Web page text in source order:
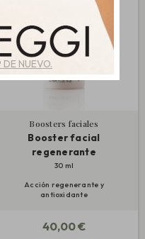
Boosters faciales
Booster facial
regenerante
30 ml
Acción regenerante y
antioxidante
40,00 €
DE NUEVO.